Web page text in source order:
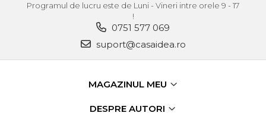
Suruburi si dibluri
Carlige de Ridicare
Manipulat Sticla
Scule Electrice & Unelte
Programul de lucru este de Luni - Vineri intre orele 9 - 17
!
0751 577 069
suport@casaidea.ro
MAGAZINUL MEU
DESPRE AUTORI